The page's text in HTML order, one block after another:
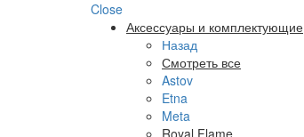
Close
Аксессуары и комплектующие
Назад
Смотреть все
Astov
Etna
Meta
Royal Flame